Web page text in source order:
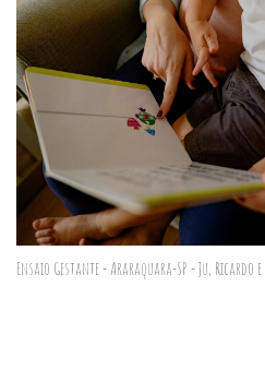
Ensaio Gestante - Araraquara-SP - Ju, Ricardo